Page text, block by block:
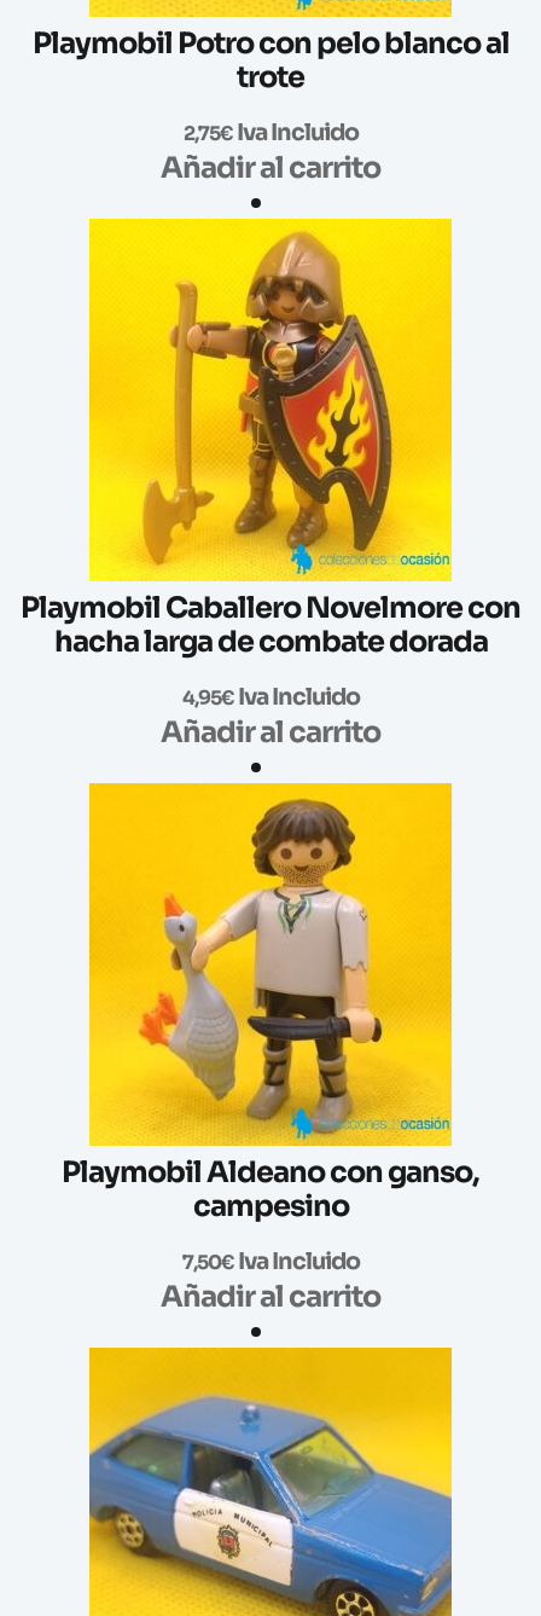
Playmobil Potro con pelo blanco al
trote
2,75€ Iva Incluido
Añadir al carrito
Playmobil Caballero Novelmore con
hacha larga de combate dorada
4,95€ Iva Incluido
Añadir al carrito
Playmobil Aldeano con ganso,
campesino
7,50€ Iva Incluido
Añadir al carrito